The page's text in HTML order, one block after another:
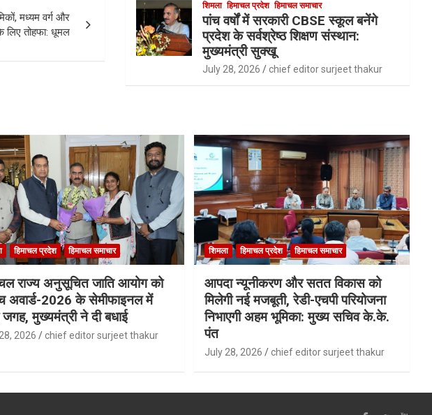
मध्यम वर्ग और
लिए तोहफा: धूमल
शिमला हिमाचल प्रदेश हिमाचल समाचार
पांच वर्षों में सरकारी CBSE स्कूल बनेंगे
प्रदेश के सर्वश्रेष्ठ शिक्षण संस्थान:
मुख्यमंत्री सुक्खू
July 28, 2026 chief editor surjeet thakur
हिमाचल प्रदेश हिमाचल समाचार
राज्य अनुसूचित जाति आयोग को
अवार्ड-2026 के सेमीफाइनल में
जगह, मुख्यमंत्री ने दी बधाई
2026 chief editor surjeet thakur
शिमला हिमाचल प्रदेश हिमाचल समाचार
आपदा न्यूनीकरण और सतत विकास को
मिलेगी नई मजबूती, रेडी-एचपी परियोजना
निभाएगी अहम भूमिका: मुख्य सचिव के.के.
पंत
July 28, 2026 chief editor surjeet thakur